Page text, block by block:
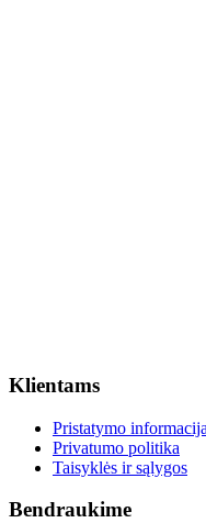
Klientams
Pristatymo informacija
Privatumo politika
Taisyklės ir sąlygos
Bendraukime